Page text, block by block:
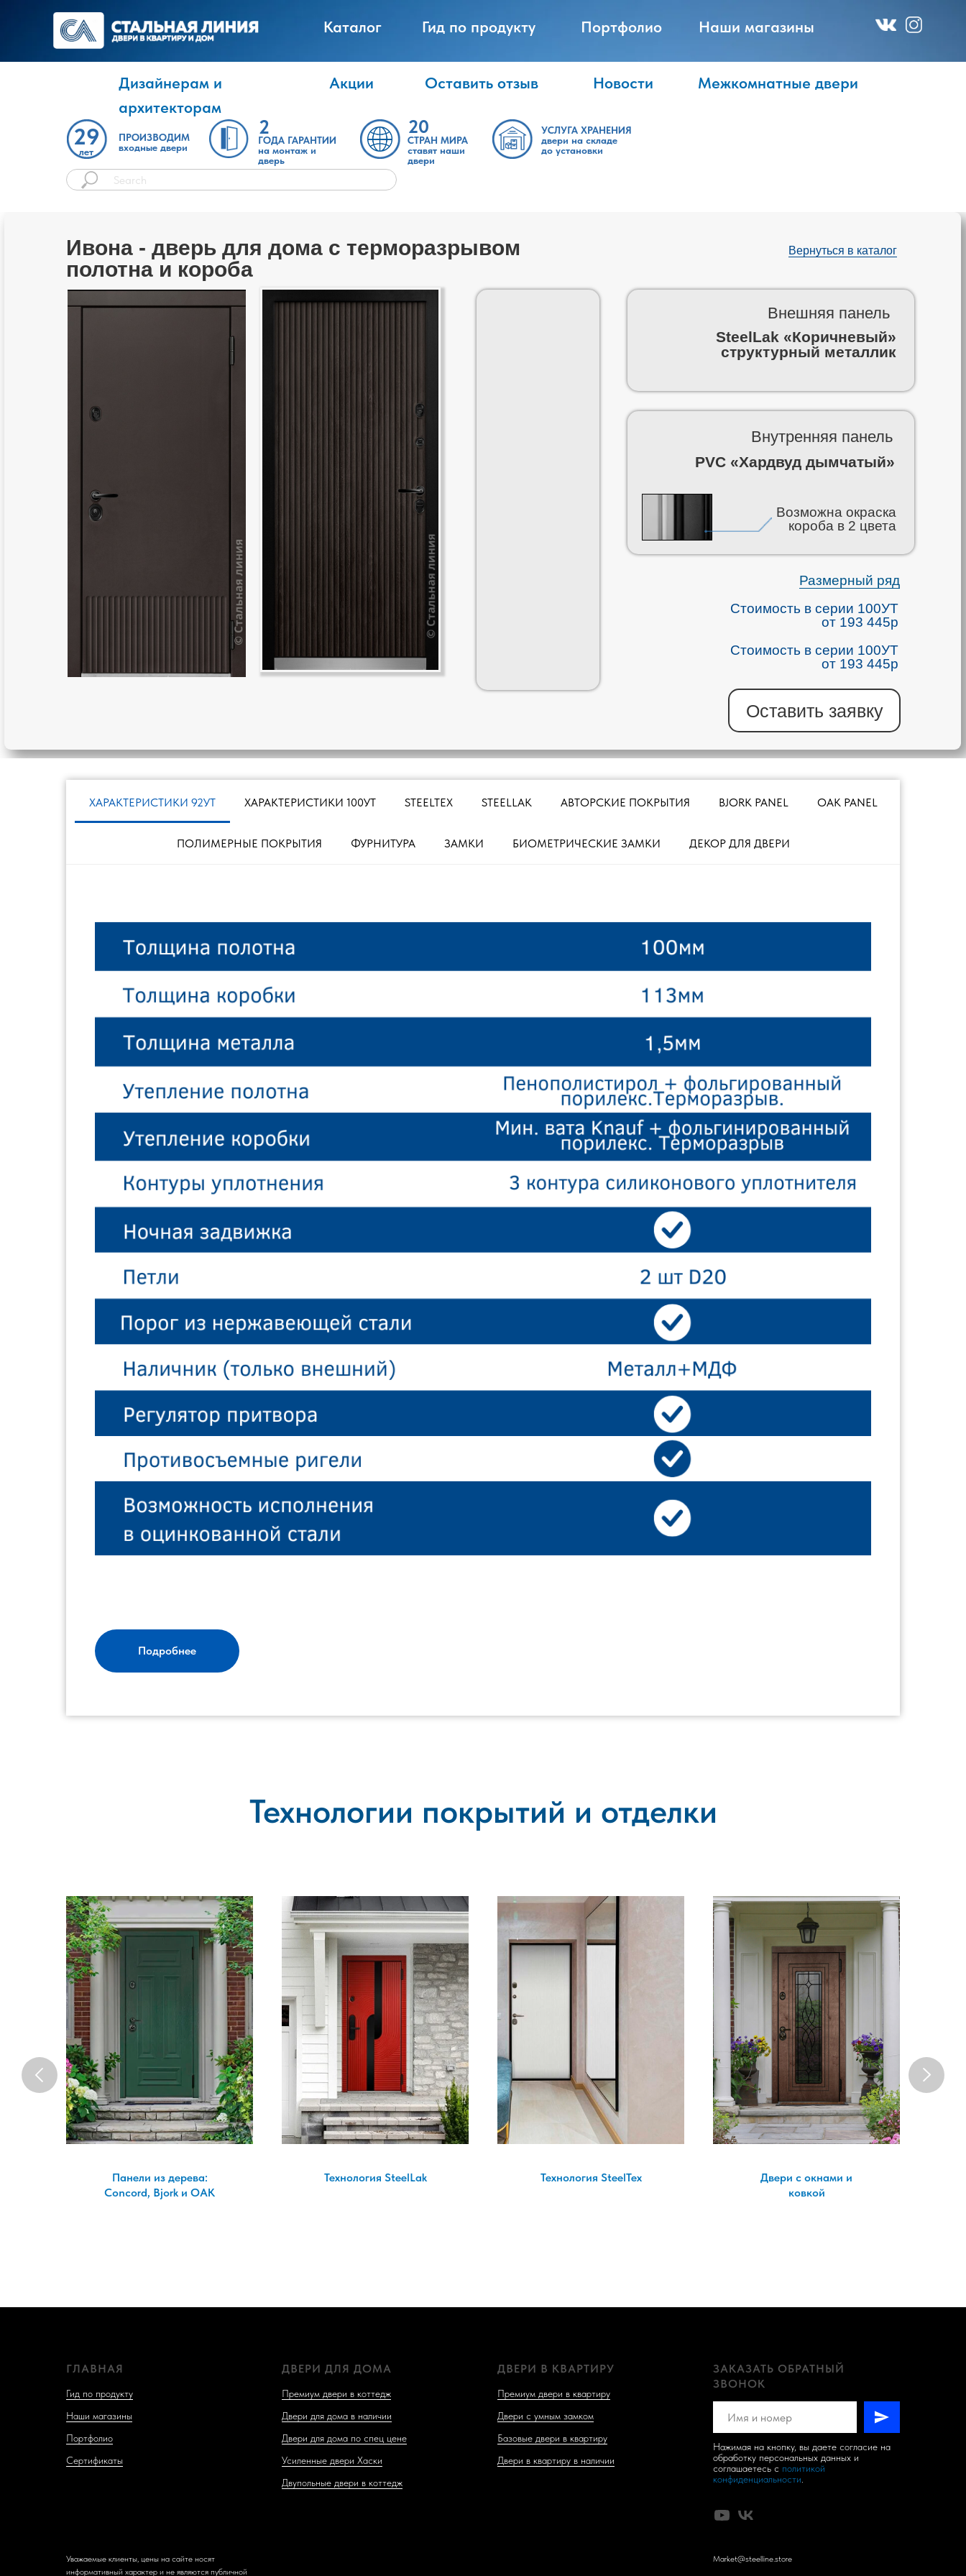
Акции Межкомнатные двери
Дизайнерам и
архитекторам
Каталог Гид по продукту Портфолио
Новости
Оставить отзыв
Наши магазины
ПРОИЗВОДИМ
входные двери
29
лет
20
СТРАН МИРА
ставят наши
двери
ГОДА ГАРАНТИИ
на монтаж и
дверь
2
УСЛУГА ХРАНЕНИЯ
двери на складе
до установки
Ивона - дверь для дома с терморазрывом
полотна и короба
SteelLak «Коричневый»
структурный металлик
PVC «Хардвуд дымчатый»
Внешняя панель
Внутренняя панель
Вернуться в каталог
Размерный ряд
Возможна окраска
короба в 2 цвета
Оставить заявку
Стоимость в серии 100УТ
от 193 445р
Стоимость в серии 100УТ
от 193 445р
ХАРАКТЕРИСТИКИ 92УТ ХАРАКТЕРИСТИКИ 100УТ STEELTEX STEELLAK АВТОРСКИЕ ПОКРЫТИЯ BJORK PANEL OAK PANEL
ПОЛИМЕРНЫЕ ПОКРЫТИЯ ФУРНИТУРА ЗАМКИ БИОМЕТРИЧЕСКИЕ ЗАМКИ ДЕКОР ДЛЯ ДВЕРИ
Подробнее
Технологии покрытий и отделки
Панели из дерева:
Concord, Bjork и OAK
Технология SteelLak Технология SteelTex
Двери с окнами и
ковкой
ГЛАВНАЯ
Гид по продукту
Наши магазины
Портфолио
Сертификаты
ДВЕРИ ДЛЯ ДОМА
Премиум двери в коттедж
Двери для дома в наличии
Двери для дома по спец цене
Усиленные двери Хаски
Двупольные двери в коттедж
ДВЕРИ В КВАРТИРУ
Премиум двери в квартиру
Двери с умным замком
Базовые двери в квартиру
Двери в квартиру в наличии
ЗАКАЗАТЬ ОБРАТНЫЙ
ЗВОНОК
Нажимая на кнопку, вы даете согласие на
обработку персональных данных и
соглашаетесь c политикой
конфиденциальности.
Уважаемые клиенты, цены на сайте носят
информативный характер и не являются публичной
Market@steelline.store